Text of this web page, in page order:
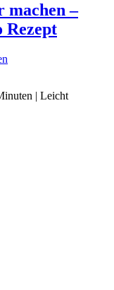
machen –
Rezept
| Leicht